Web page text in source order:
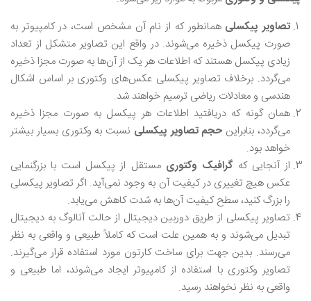
تصاویر پیکسلی همانطور که از نام آن مشخص است، در کامپیوتر به
صورت پیکسل ذخیره می‌شوند. در واقع این تصاویر متشکل از تعداد
زیادی پیکسل هستند که اطلاعات هر یک از آن‌ها به صورت مجزا ذخیره
می‌گردد. برخلاف تصاویر پیکسلی عکس‌های وکتوری بر اساس اشکال
هندسی و معادلات ریاضی ترسیم خواهند شد.
همان گونه که دریافتید اطلاعات هر پیکسل به صورت مجزا ذخیره
می‌گردد، بنابراین حجم تصاویر پیکسلی نسبت به وکتوری بسیار بیشتر
خواهد بود.
از آنجایی کهگرافیک وکتوری مستقل از پیکسل است با بزرگنمایی
عکس هیچ تغییری در کیفیت آن به وجود نمی‌آید. اگر تصاویر پیکسلی
را بزرگ کنید، سطح کیفیت آن‌ها به شدت کاهش می‌یابد.
تصاویر پیکسلی از طریق دوربین دیجیتال از حالت آنالوگ به دیجیتال
تبدیل می‌شوند و به همین علت است که کاملاً طبیعی و واقعی به نظر
می‌رسند‌. بدین جهت برای ساخت کارتون مورد استفاده قرار می‌گیرند.
تصاویر وکتوری با استفاده از کامپیوتر ایجاد می‌شوند، اما طبیعی و
واقعی به نظر نخواهند رسید.